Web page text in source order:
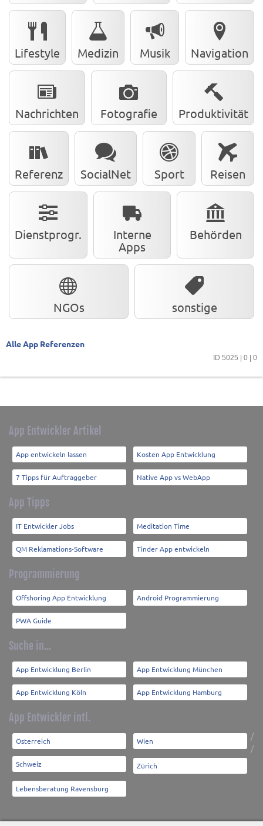
Lifestyle Medizin Musik Navigation
Nachrichten Fotografie Produktivität
Referenz SocialNet Sport Reisen
Dienstprogr.
Interne
Apps
Behörden
NGOs sonstige
Alle App Referenzen
ID 5025 | 0 | 0
App Entwickler Artikel
App entwickeln lassen Kosten App Entwicklung
7 Tipps für Auftraggeber Native App vs WebApp
App Tipps
IT Entwickler Jobs Meditation Time
QM Reklamations-Software Tinder App entwickeln
Programmierung
Offshoring App Entwicklung Android Programmierung
PWA Guide
Suche in...
App Entwicklung Berlin App Entwicklung München
App Entwicklung Köln App Entwicklung Hamburg
App Entwickler intl.
Österreich /
Wien
Schweiz
/
Zürich
Lebensberatung Ravensburg